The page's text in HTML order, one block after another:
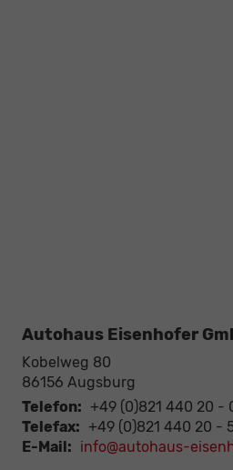
Autohaus Eisenhofer
Kobelweg 80
86156 Augsburg
Telefon: +49 (0)821 440 20 -
Telefax: +49 (0)821 440 20 -
E-Mail: info@autohaus-